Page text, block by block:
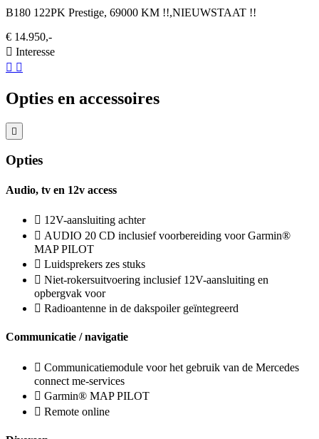
B180 122PK Prestige, 69000 KM !!,NIEUWSTAAT !!
€ 14.950,-
Interesse
Opties en accessoires
Opties
Audio, tv en 12v access
12V-aansluiting achter
AUDIO 20 CD inclusief voorbereiding voor Garmin®
MAP PILOT
Luidsprekers zes stuks
Niet-rokersuitvoering inclusief 12V-aansluiting en
opbergvak voor
Radioantenne in de dakspoiler geïntegreerd
Communicatie / navigatie
Communicatiemodule voor het gebruik van de Mercedes
connect me-services
Garmin® MAP PILOT
Remote online